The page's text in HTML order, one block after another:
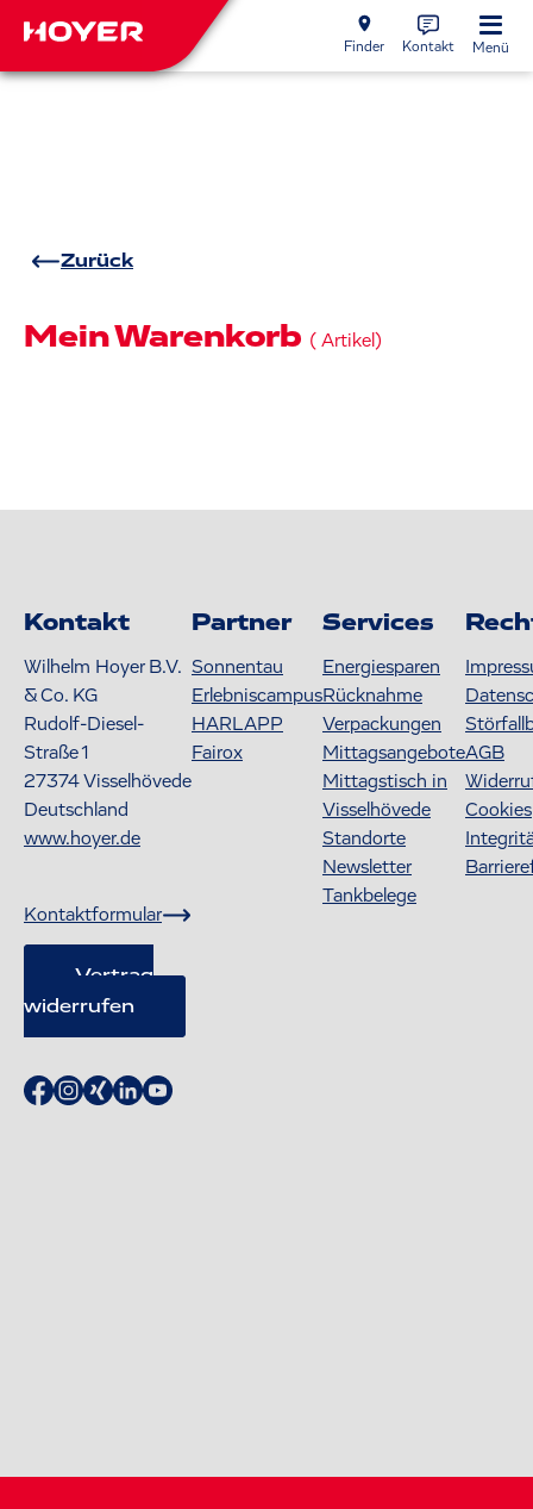
Finder Kontakt Menü
Zurück
Mein Warenkorb ( Artikel)
Kontakt
Wilhelm Hoyer B.V.
& Co. KG
Rudolf-Diesel-
Straße 1
27374Visselhövede
Deutschland
www.hoyer.de
Kontaktformular
Vertrag
widerrufen
Partner
Sonnentau
Erlebniscampus
HARLAPP
Fairox
Services
Energiesparen
Rücknahme
Verpackungen
Mittagsangebote
Mittagstisch in
Visselhövede
Standorte
Newsletter
Tankbelege
AGB
Cookies